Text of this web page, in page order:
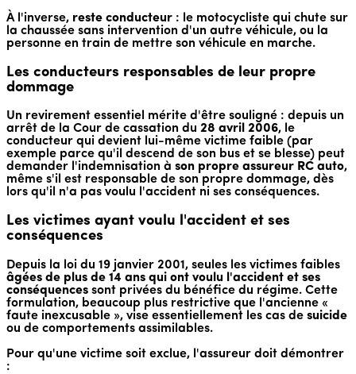
À l'inverse, reste conducteur : le motocycliste qui chute sur
la chaussée sans intervention d'un autre véhicule, ou la
personne en train de mettre son véhicule en marche.
Les conducteurs responsables de leur propre
dommage
Un revirement essentiel mérite d'être souligné : depuis un
arrêt de la Cour de cassation du 28 avril 2006, le
conducteur qui devient lui-même victime faible (par
exemple parce qu'il descend de son bus et se blesse) peut
demander l'indemnisation à son propre assureur RC auto,
même s'il est responsable de son propre dommage, dès
lors qu'il n'a pas voulu l'accident ni ses conséquences.
Les victimes ayant voulu l'accident et ses
conséquences
Depuis la loi du 19 janvier 2001, seules les victimes faibles
âgées de plus de 14 ans qui ont voulu l'accident et ses
conséquences sont privées du bénéfice du régime. Cette
formulation, beaucoup plus restrictive que l'ancienne «
faute inexcusable », vise essentiellement les cas de suicide
ou de comportements assimilables.
Pour qu'une victime soit exclue, l'assureur doit démontrer
: